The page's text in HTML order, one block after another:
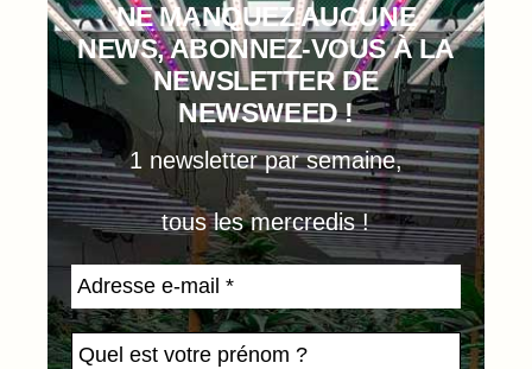
NE MANQUEZ AUCUNE
NEWS, ABONNEZ-VOUS À LA
NEWSLETTER DE
NEWSWEED !
1 newsletter par semaine,
tous les mercredis !